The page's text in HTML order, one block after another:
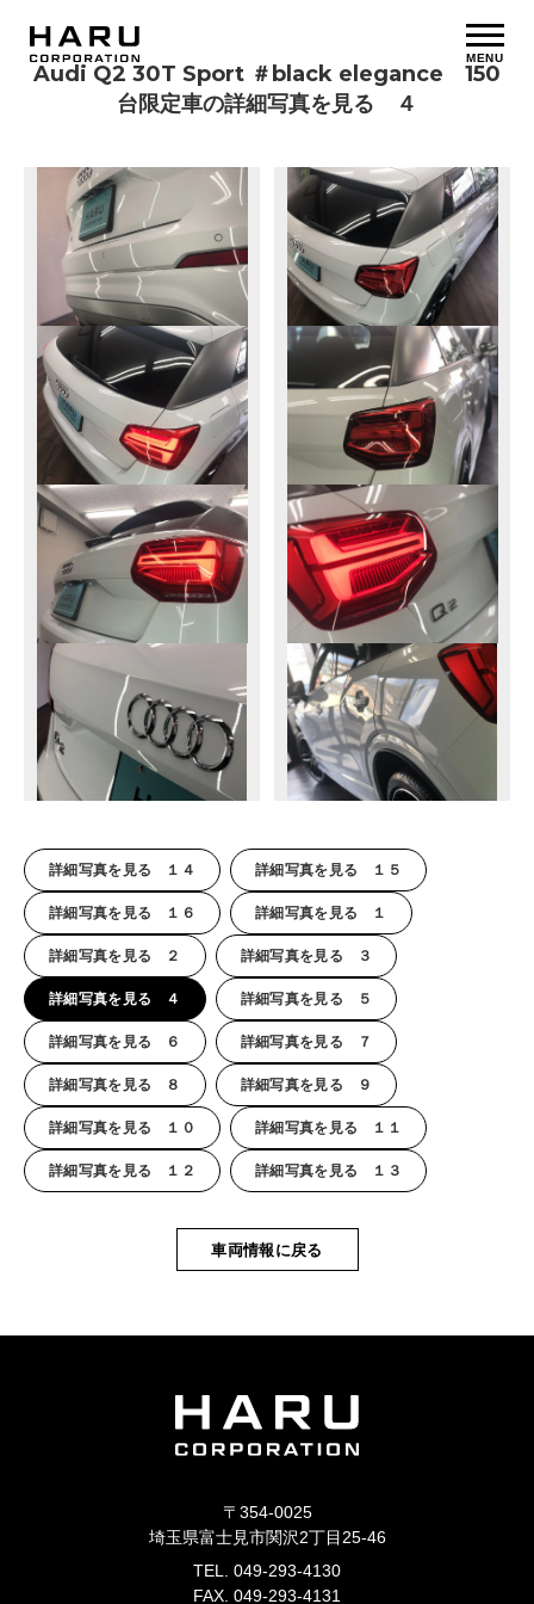
MENU
Audi Q2 30T Sport ＃black elegance 150
台限定車の詳細写真を見る ４
詳細写真を見る １４ 詳細写真を見る １５
詳細写真を見る １６ 詳細写真を見る １
詳細写真を見る ２ 詳細写真を見る ３
詳細写真を見る ４ 詳細写真を見る ５
詳細写真を見る ６ 詳細写真を見る ７
詳細写真を見る ８ 詳細写真を見る ９
詳細写真を見る １０ 詳細写真を見る １１
詳細写真を見る １２ 詳細写真を見る １３
車両情報に戻る
〒354-0025
埼玉県富士見市関沢2丁目25-46
TEL. 049-293-4130
FAX. 049-293-4131